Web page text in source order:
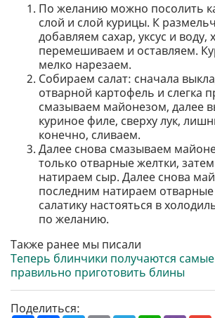
По желанию можно посолить
слой и слой курицы. К
добавляем сахар, уксус и воду,
перемешиваем и оставляем.
мелко нарезаем.
Собираем салат: сначала
отварной картофель и слегка
смазываем майонезом, далее
куриное филе, сверху лук,
конечно, сливаем.
Далее снова смазываем
только отварные желтки,
натираем сыр. Далее снова
последним натираем
салатику настояться в
по желанию.
Также ранее мы писали
Теперь блинчики получаются
правильно приготовить блины
Поделиться: